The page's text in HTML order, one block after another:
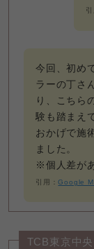
今回、初め
ラーの丁さ
り、こちら
験も踏まえ
おかげで施
ました。
※個人差が
引用：Google
TCB東京中